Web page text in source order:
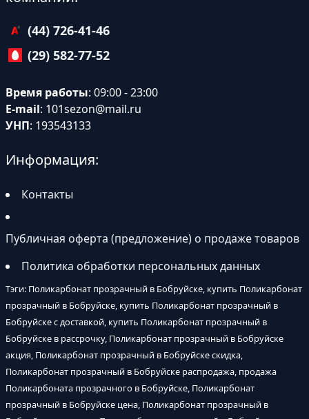
(44) 726-41-46
(29) 582-77-52
Время работы: 09:00 - 23:00
E-mail: 101sezon@mail.ru
УНП: 193543133
Информация:
Контакты
Публичная оферта (предложение) о продаже товаров
Политика обработки персональных данных
Тэги: Поликарбонат прозрачный в Бобруйске, купить Поликарбонат
прозрачный в Бобруйске, купить Поликарбонат прозрачный в
Бобруйске с доставкой, купить Поликарбонат прозрачный в
Бобруйске в рассрочку, Поликарбонат прозрачный в Бобруйске
акция, Поликарбонат прозрачный в Бобруйске скидка,
Поликарбонат прозрачный в Бобруйске распродажа, продажа
Поликарбоната прозрачного в Бобруйске, Поликарбонат
прозрачный в Бобруйске цена, Поликарбонат прозрачный в